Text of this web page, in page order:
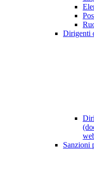
Dirigenti
Sanzioni